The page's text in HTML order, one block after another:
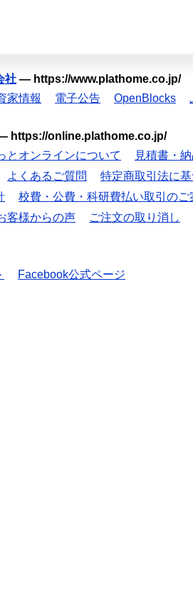
社 — https://www.plathome.co.jp/
家情報 電子公告 OpenBlocks
https://online.plathome.co.jp/
とオンラインについて
見積書・
よくあるご質問
特定商取引法に
校費・公費・科研費払い取引のご
客様からの声 ご注文の取り消し
Facebook公式ページ